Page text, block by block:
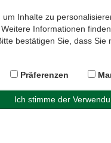
Inhalte zu
Informationen
bestätigen Sie, dass Sie
Präferenzen
Krapp
19